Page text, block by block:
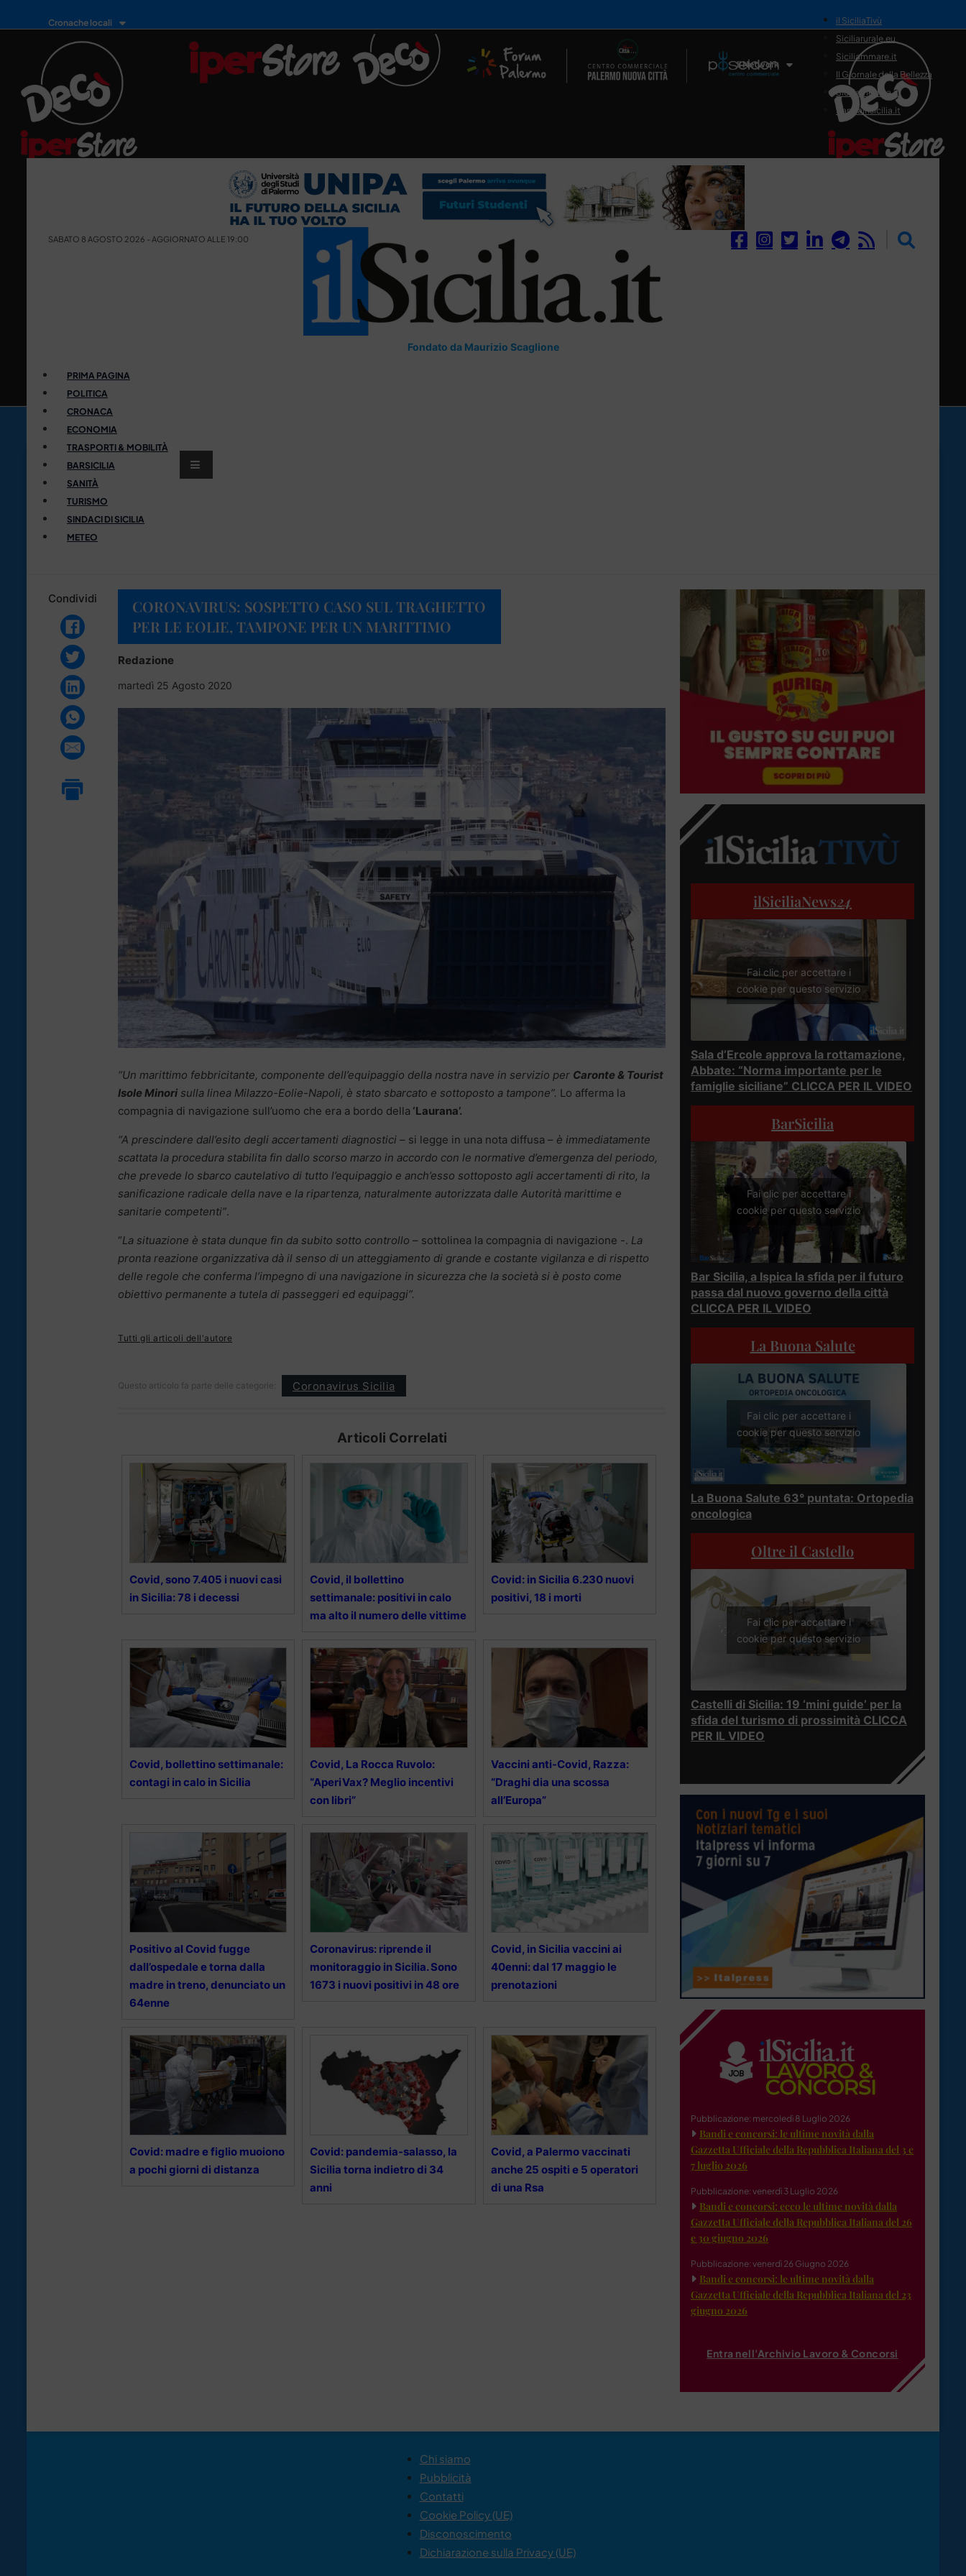
Cronache locali
Il Network
il SiciliaTivù
Siciliarurale.eu
Siciliammare.it
Il Giornale della Bellezza
Siciliamedica.it
Sanitainsicilia.it
SABATO 8 AGOSTO 2026 - AGGIORNATO ALLE 19:00
Fondato da Maurizio Scaglione
PRIMA PAGINA
POLITICA
CRONACA
ECONOMIA
TRASPORTI & MOBILITÀ
BARSICILIA
SANITÀ
TURISMO
SINDACI DI SICILIA
METEO
Condividi
CORONAVIRUS: SOSPETTO CASO SUL TRAGHETTO
PER LE EOLIE, TAMPONE PER UN MARITTIMO
Redazione
martedì 25 Agosto 2020
“Un marittimo febbricitante, componente dell’equipaggio della nostra nave in servizio per Caronte & Tourist
Isole Minori sulla linea Milazzo-Eolie-Napoli, è stato sbarcato e sottoposto a tampone”. Lo afferma la
compagnia di navigazione sull’uomo che era a bordo della ‘Laurana’.
“A prescindere dall’esito degli accertamenti diagnostici – si legge in una nota diffusa – è immediatamente
scattata la procedura stabilita fin dallo scorso marzo in accordo con le normative d’emergenza del periodo,
che prevede lo sbarco cautelativo di tutto l’equipaggio e anch’esso sottoposto agli accertamenti di rito, la
sanificazione radicale della nave e la ripartenza, naturalmente autorizzata dalle Autorità marittime e
sanitarie competenti”.
“La situazione è stata dunque fin da subito sotto controllo – sottolinea la compagnia di navigazione -. La
pronta reazione organizzativa dà il senso di un atteggiamento di grande e costante vigilanza e di rispetto
delle regole che conferma l’impegno di una navigazione in sicurezza che la società si è posto come
obiettivo permanente a tutela di passeggeri ed equipaggi”.
Tutti gli articoli dell'autore
Questo articolo fa parte delle categorie: Coronavirus Sicilia
Articoli Correlati
Covid, sono 7.405 i nuovi casi
in Sicilia: 78 i decessi
Covid, il bollettino
settimanale: positivi in calo
ma alto il numero delle vittime
Covid: in Sicilia 6.230 nuovi
positivi, 18 i morti
Covid, bollettino settimanale:
contagi in calo in Sicilia
Covid, La Rocca Ruvolo:
“AperiVax? Meglio incentivi
con libri”
Vaccini anti-Covid, Razza:
“Draghi dia una scossa
all’Europa”
Positivo al Covid fugge
dall’ospedale e torna dalla
madre in treno, denunciato un
64enne
Coronavirus: riprende il
monitoraggio in Sicilia. Sono
1673 i nuovi positivi in 48 ore
Covid, in Sicilia vaccini ai
40enni: dal 17 maggio le
prenotazioni
Covid: madre e figlio muoiono
a pochi giorni di distanza
Covid: pandemia-salasso, la
Sicilia torna indietro di 34
anni
Covid, a Palermo vaccinati
anche 25 ospiti e 5 operatori
di una Rsa
ilSiciliaNews24
Fai clic per accettare i
cookie per questo servizio
Sala d’Ercole approva la rottamazione,
Abbate: “Norma importante per le
famiglie siciliane” CLICCA PER IL VIDEO
BarSicilia
Fai clic per accettare i
cookie per questo servizio
Bar Sicilia, a Ispica la sfida per il futuro
passa dal nuovo governo della città
CLICCA PER IL VIDEO
La Buona Salute
Fai clic per accettare i
cookie per questo servizio
La Buona Salute 63° puntata: Ortopedia
oncologica
Oltre il Castello
Fai clic per accettare i
cookie per questo servizio
Castelli di Sicilia: 19 ‘mini guide’ per la
sfida del turismo di prossimità CLICCA
PER IL VIDEO
Pubblicazione: mercoledì 8 Luglio 2026
Bandi e concorsi: le ultime novità dalla
Gazzetta Ufficiale della Repubblica Italiana del 3 e
7 luglio 2026
Pubblicazione: venerdì 3 Luglio 2026
Bandi e concorsi: ecco le ultime novità dalla
Gazzetta Ufficiale della Repubblica Italiana del 26
e 30 giugno 2026
Pubblicazione: venerdì 26 Giugno 2026
Bandi e concorsi: le ultime novità dalla
Gazzetta Ufficiale della Repubblica Italiana del 23
giugno 2026
Entra nell'Archivio Lavoro & Concorsi
Chi siamo
Pubblicità
Contatti
Cookie Policy (UE)
Disconoscimento
Dichiarazione sulla Privacy (UE)